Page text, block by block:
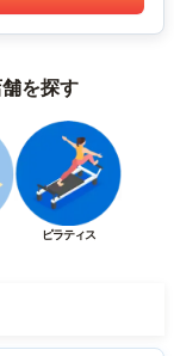
を探す
ピラティス